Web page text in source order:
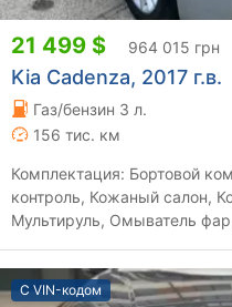
21 499 $ 964 015 грн
Kia Cadenza, 2017 г.в.
Газ/бензин 3 л.
156 тис. км
Комплектация: Бортовой
контроль, Кожаный салон,
Мультируль, Омыватель
С VIN-кодом